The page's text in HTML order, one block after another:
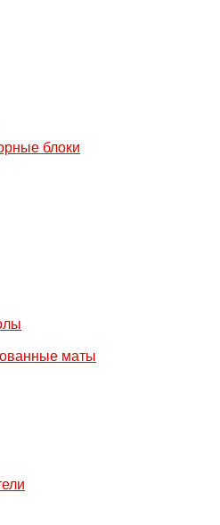
блоки
маты